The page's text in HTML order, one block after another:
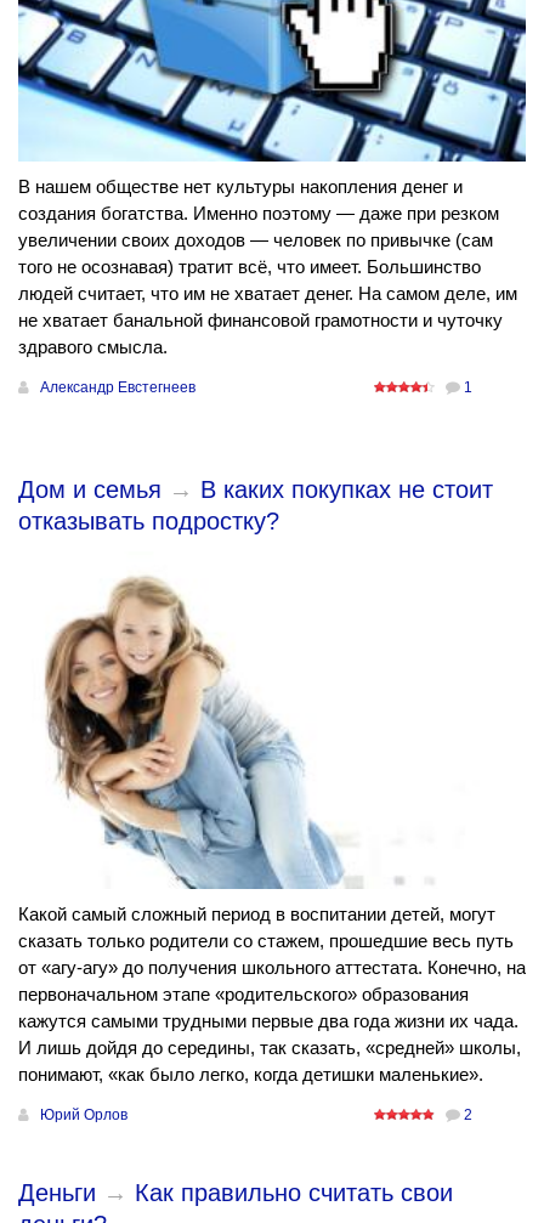
В нашем обществе нет культуры накопления денег и
создания богатства. Именно поэтому — даже при резком
увеличении своих доходов — человек по привычке (сам
того не осознавая) тратит всё, что имеет. Большинство
людей считает, что им не хватает денег. На самом деле, им
не хватает банальной финансовой грамотности и чуточку
здравого смысла.
Александр Евстегнеев 1
Дом и семья → В каких покупках не стоит
отказывать подростку?
Какой самый сложный период в воспитании детей, могут
сказать только родители со стажем, прошедшие весь путь
от «агу-агу» до получения школьного аттестата. Конечно, на
первоначальном этапе «родительского» образования
кажутся самыми трудными первые два года жизни их чада.
И лишь дойдя до середины, так сказать, «средней» школы,
понимают, «как было легко, когда детишки маленькие».
Юрий Орлов 2
Деньги → Как правильно считать свои